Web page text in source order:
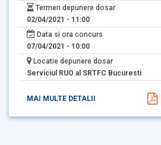
Termen depunere dosar
02/04/2021 - 11:00
Data si ora concurs
07/04/2021 - 10:00
Locatie depunere dosar
Serviciul RUO al SRTFC Bucuresti
MAI MULTE DETALII